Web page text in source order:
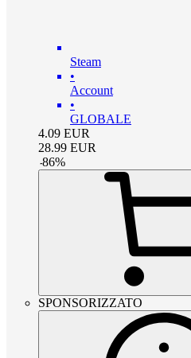
Steam
•
Account
•
GLOBALE
4.09 EUR
28.99 EUR
-86%
SPONSORIZZATO